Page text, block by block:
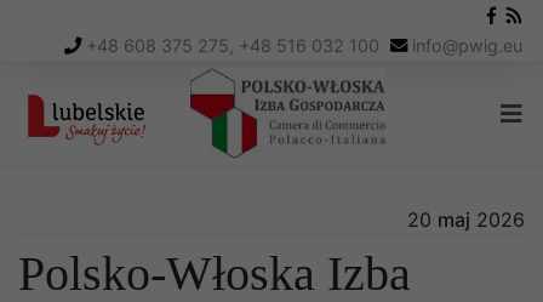
+48 608 375 275, +48 516 032 100 info@pwig.eu
20 maj 2026
Polsko-Włoska Izba